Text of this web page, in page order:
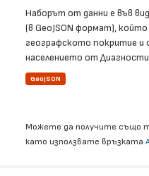
Наборът от данни е във
(в GeoJSON формат),
географското покритие и
населението от
GeoJSON
Можете да получите също
като използвате връзката